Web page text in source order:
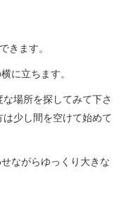
きます。
に立ちます。
場所を探してみて下さ
少し間を空けて始めて
ながらゆっくり大きな